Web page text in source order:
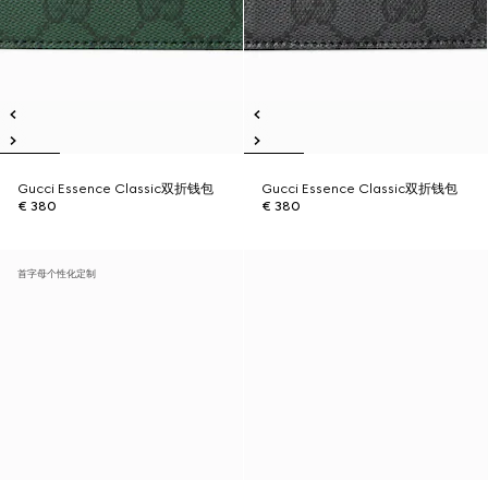
Gucci Essence Classic双折钱包
€ 380
Gucci Essence Classic双折钱包
€ 380
首字母个性化定制